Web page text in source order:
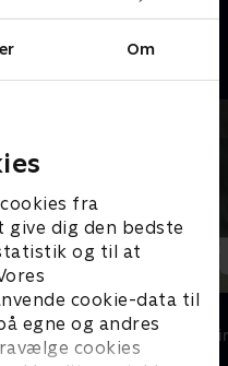
Om
fra
dig den bedste
og til at
cookie-data til
egne og andres
cookies
folk og optager det
temmelig voldsomt
Dicte
Krimi &